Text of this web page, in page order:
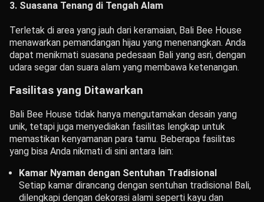
3. Suasana Tenang di Tengah Alam
Terletak di area yang jauh dari keramaian, Bali Bee House
menawarkan pemandangan hijau yang menenangkan. Anda
dapat menikmati suasana pedesaan Bali yang asri, dengan
udara segar dan suara alam yang membawa ketenangan.
Fasilitas yang Ditawarkan
Bali Bee House tidak hanya mengutamakan desain yang
unik, tetapi juga menyediakan fasilitas lengkap untuk
memastikan kenyamanan para tamu. Beberapa fasilitas
yang bisa Anda nikmati di sini antara lain:
Kamar Nyaman dengan Sentuhan Tradisional
Setiap kamar dirancang dengan sentuhan tradisional Bali,
dilengkapi dengan dekorasi alami seperti kayu dan